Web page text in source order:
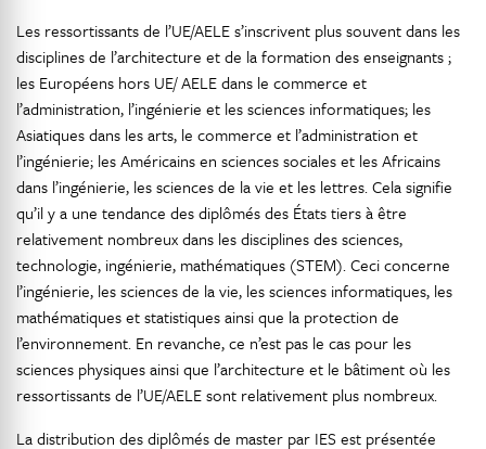
Les ressortissants de l’UE/AELE s’inscrivent plus souvent dans les
disciplines de l’architecture et de la formation des enseignants ;
les Européens hors UE/ AELE dans le commerce et
l’administration, l’ingénierie et les sciences informatiques; les
Asiatiques dans les arts, le commerce et l’administration et
l’ingénierie; les Américains en sciences sociales et les Africains
dans l’ingénierie, les sciences de la vie et les lettres. Cela signifie
qu’il y a une tendance des diplômés des États tiers à être
relativement nombreux dans les disciplines des sciences,
technologie, ingénierie, mathématiques (STEM). Ceci concerne
l’ingénierie, les sciences de la vie, les sciences informatiques, les
mathématiques et statistiques ainsi que la protection de
l’environnement. En revanche, ce n’est pas le cas pour les
sciences physiques ainsi que l’architecture et le bâtiment où les
ressortissants de l’UE/AELE sont relativement plus nombreux.
La distribution des diplômés de master par IES est présentée